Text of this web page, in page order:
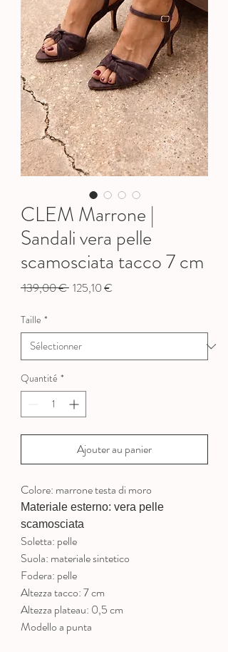
CLEM Marrone |
Sandali vera pelle
scamosciata tacco 7 cm
139,00 € Prix
125,10 €
Taille *
Quantité *
Ajouter au panier
Colore: marrone testa di moro
Materiale esterno: vera pelle
scamosciata
Soletta: pelle
Suola: materiale sintetico
Fodera: pelle
Altezza tacco: 7 cm
Altezza plateau: 0,5 cm
Modello a punta